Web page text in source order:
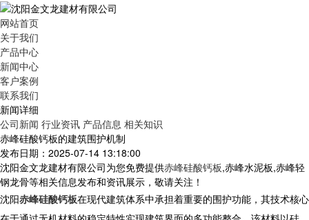
网站首页
关于我们
产品中心
新闻中心
客户案例
联系我们
新闻详细
公司新闻 行业资讯 产品信息 相关知识
赤峰硅酸钙板的建筑围护机制
发布日期：2025-07-14 13:18:00
沈阳金文龙建材有限公司为您免费提供赤峰硅酸钙板,赤峰水泥板,赤峰轻
钢龙骨等相关信息发布和资讯展示，敬请关注！
沈阳赤峰硅酸钙板在现代建筑体系中承担着重要的围护功能，其技术核心